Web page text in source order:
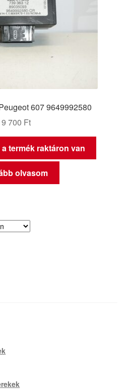
607 9649992580
9 700 Ft
termék raktáron van
olvasom